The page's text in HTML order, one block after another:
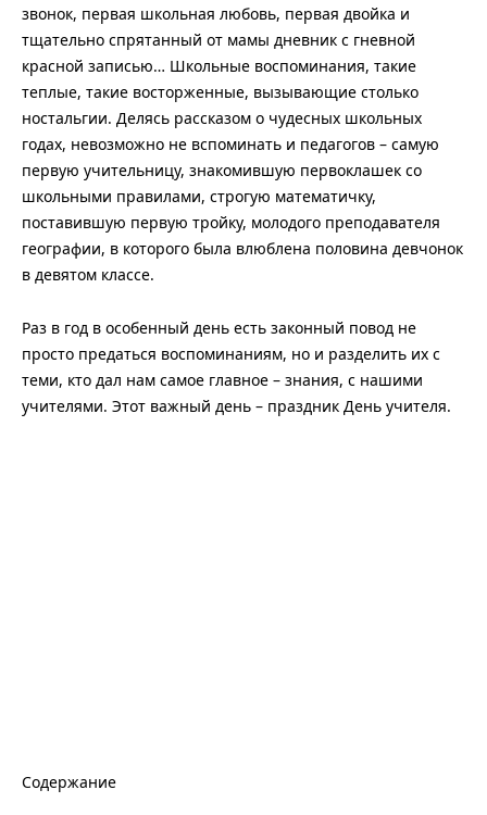
звонок, первая школьная любовь, первая двойка и
тщательно спрятанный от мамы дневник с гневной
красной записью… Школьные воспоминания, такие
теплые, такие восторженные, вызывающие столько
ностальгии. Делясь рассказом о чудесных школьных
годах, невозможно не вспоминать и педагогов – самую
первую учительницу, знакомившую первоклашек со
школьными правилами, строгую математичку,
поставившую первую тройку, молодого преподавателя
географии, в которого была влюблена половина девчонок
в девятом классе.
Раз в год в особенный день есть законный повод не
просто предаться воспоминаниям, но и разделить их с
теми, кто дал нам самое главное – знания, с нашими
учителями. Этот важный день – праздник День учителя.
Содержание